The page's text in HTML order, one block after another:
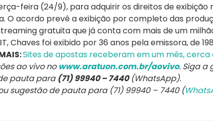
feira (24/9), para adquirir os direitos de exibição
O acordo prevê a exibição por completo das
gratuita que já conta com mais de um
Chaves foi exibido por 36 anos pela emissora, de
Sites de apostas receberam em um mês, cerca
ao vivo no www.aratuon.com.br/aovivo. Siga a
pauta para (71) 99940 – 7440(WhatsApp).
sugestão de pauta para (71) 99940 – 7440 (